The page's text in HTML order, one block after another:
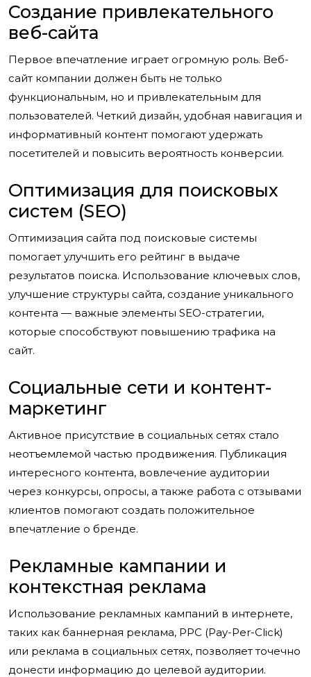
Создание привлекательного
веб-сайта
Первое впечатление играет огромную роль. Веб-
сайт компании должен быть не только
функциональным, но и привлекательным для
пользователей. Четкий дизайн, удобная навигация и
информативный контент помогают удержать
посетителей и повысить вероятность конверсии.
Оптимизация для поисковых
систем (SEO)
Оптимизация сайта под поисковые системы
помогает улучшить его рейтинг в выдаче
результатов поиска. Использование ключевых слов,
улучшение структуры сайта, создание уникального
контента — важные элементы SEO-стратегии,
которые способствуют повышению трафика на
сайт.
Социальные сети и контент-
маркетинг
Активное присутствие в социальных сетях стало
неотъемлемой частью продвижения. Публикация
интересного контента, вовлечение аудитории
через конкурсы, опросы, а также работа с отзывами
клиентов помогают создать положительное
впечатление о бренде.
Рекламные кампании и
контекстная реклама
Использование рекламных кампаний в интернете,
таких как баннерная реклама, PPC (Pay-Per-Click)
или реклама в социальных сетях, позволяет точечно
донести информацию до целевой аудитории.